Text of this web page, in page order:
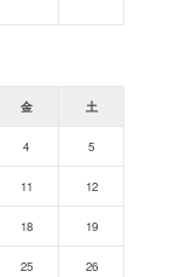
金 土
4 5
11 12
18 19
25 26